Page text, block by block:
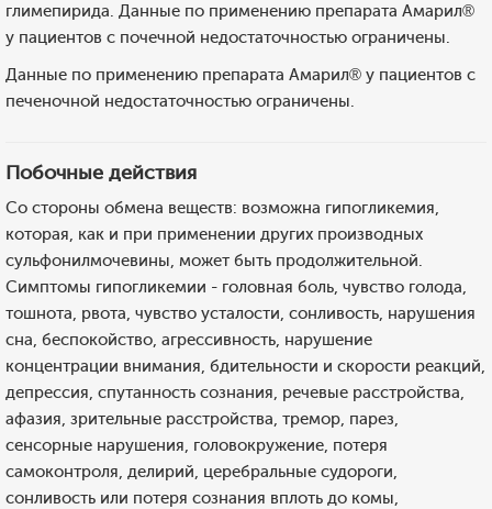
глимепирида. Данные по применению препарата Амарил®
у пациентов с почечной недостаточностью ограничены.
Данные по применению препарата Амарил® у пациентов с
печеночной недостаточностью ограничены.
Побочные действия
Со стороны обмена веществ: возможна гипогликемия,
которая, как и при применении других производных
сульфонилмочевины, может быть продолжительной.
Симптомы гипогликемии - головная боль, чувство голода,
тошнота, рвота, чувство усталости, сонливость, нарушения
сна, беспокойство, агрессивность, нарушение
концентрации внимания, бдительности и скорости реакций,
депрессия, спутанность сознания, речевые расстройства,
афазия, зрительные расстройства, тремор, парез,
сенсорные нарушения, головокружение, потеря
самоконтроля, делирий, церебральные судороги,
сонливость или потеря сознания вплоть до комы,